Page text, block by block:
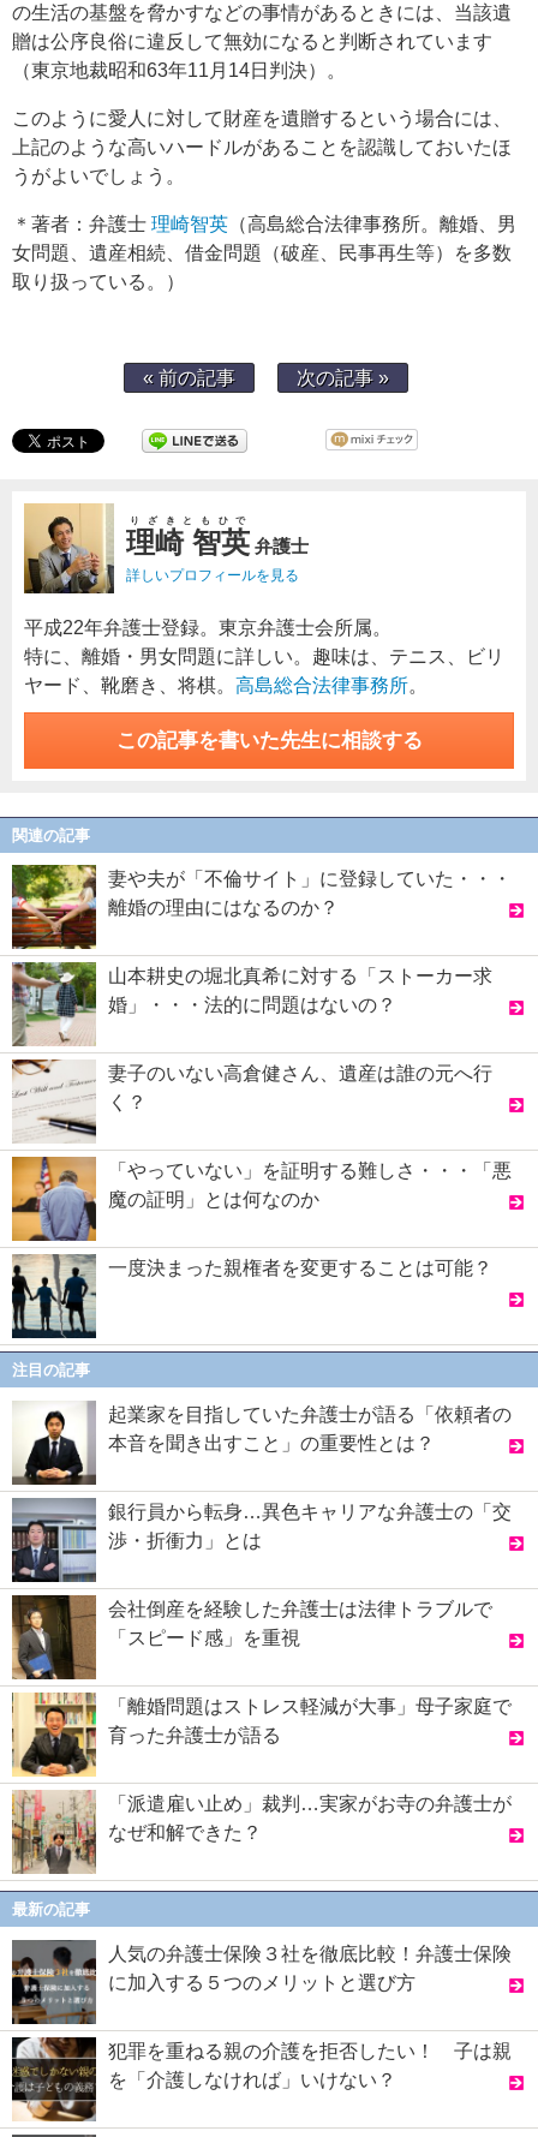
の生活の基盤を脅かすなどの事情があるときには、当該遺
贈は公序良俗に違反して無効になると判断されています
（東京地裁昭和63年11月14日判決）。
このように愛人に対して財産を遺贈するという場合には、
上記のような高いハードルがあることを認識しておいたほ
うがよいでしょう。
＊著者：弁護士 理崎智英 （高島総合法律事務所。離婚、男
女問題、遺産相続、借金問題（破産、民事再生等）を多数
取り扱っている。）
« 前の記事 次の記事 »
理崎 智英
りざきともひで
弁護士
詳しいプロフィールを見る
平成22年弁護士登録。東京弁護士会所属。
特に、離婚・男女問題に詳しい。趣味は、テニス、ビリ
ヤード、靴磨き、将棋。 高島総合法律事務所。
この記事を書いた先生に相談する
関連の記事
妻や夫が「不倫サイト」に登録していた・・・
離婚の理由にはなるのか？
山本耕史の堀北真希に対する「ストーカー求
婚」・・・法的に問題はないの？
妻子のいない高倉健さん、遺産は誰の元へ行
く？
「やっていない」を証明する難しさ・・・「悪
魔の証明」とは何なのか
一度決まった親権者を変更することは可能？
注目の記事
起業家を目指していた弁護士が語る「依頼者の
本音を聞き出すこと」の重要性とは？
銀行員から転身…異色キャリアな弁護士の「交
渉・折衝力」とは
会社倒産を経験した弁護士は法律トラブルで
「スピード感」を重視
「離婚問題はストレス軽減が大事」母子家庭で
育った弁護士が語る
「派遣雇い止め」裁判…実家がお寺の弁護士が
なぜ和解できた？
最新の記事
人気の弁護士保険３社を徹底比較！弁護士保険
に加入する５つのメリットと選び方
犯罪を重ねる親の介護を拒否したい！ 子は親
を「介護しなければ」いけない？